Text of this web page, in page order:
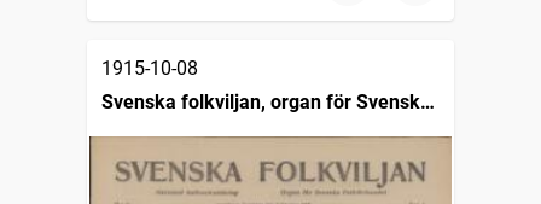
1915-10-08
Svenska folkviljan, organ för Svenska